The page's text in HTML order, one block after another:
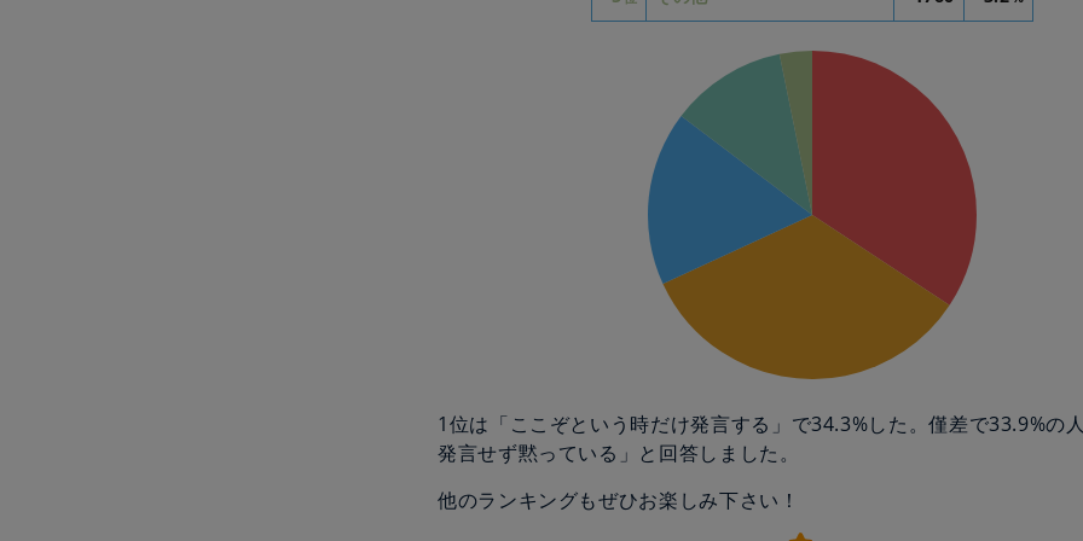
1位は「ここぞという時だけ発言する」で34.3%した。僅差で33.9%の
発言せず黙っている」と回答しました。
他のランキングもぜひお楽しみ下さい！